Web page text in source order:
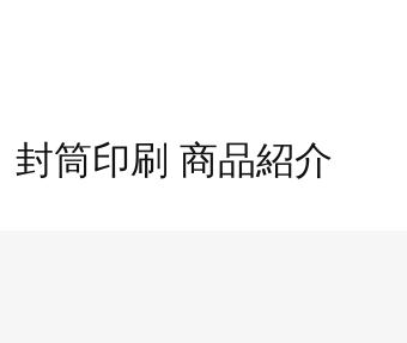
封筒印刷 商品紹介